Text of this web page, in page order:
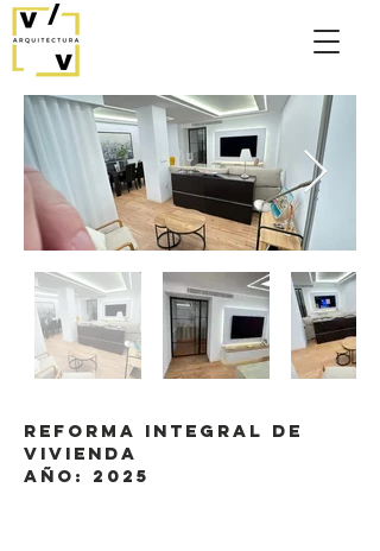
REFORMA INTEGRAL DE
VIVIENDA
AÑO: 2025